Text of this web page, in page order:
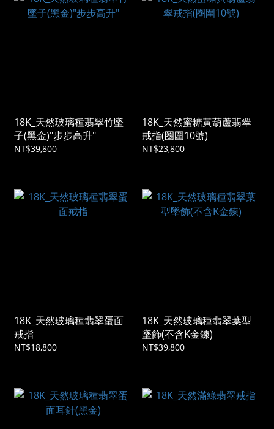
18K_天然玻璃種翡翠竹墜
子(黑金)"步步高升"
NT$39,800
18K_天然蜜糖黃葫蘆翡翠
戒指(圈圍10號)
NT$23,800
18K_天然玻璃種翡翠蛋面
戒指
NT$18,800
18K_天然玻璃種翡翠葉型
墜飾(不含K金鍊)
NT$39,800